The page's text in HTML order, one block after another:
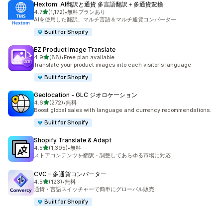
Hextom: AI翻訳と通貨 多言語翻訳＋多通貨変換
4.75つ星中
(1,172)
合計レビュー数：1172件
•無料プランあり
AIを使用した翻訳、マルチ言語＆マルチ通貨コンバーター
Built for Shopify
EZ Product Image Translate
4.95つ星中
(88)
合計レビュー数：88件
•Free plan available
Translate your product images into each visitor's language
Built for Shopify
Geolocation ‑ GLC ジオロケーション
4.65つ星中
(272)
合計レビュー数：272件
•無料
Boost global sales with language and currency recommendations.
Built for Shopify
Shopify Translate & Adapt
4.55つ星中
(1,395)
合計レビュー数：1395件
•無料
ストアコンテンツを翻訳・調整してあらゆる市場に対応
CVC – 多通貨コンバーター
4.55つ星中
(123)
合計レビュー数：123件
•無料
通貨・言語スイッチャーで簡単にグローバル販売
Built for Shopify